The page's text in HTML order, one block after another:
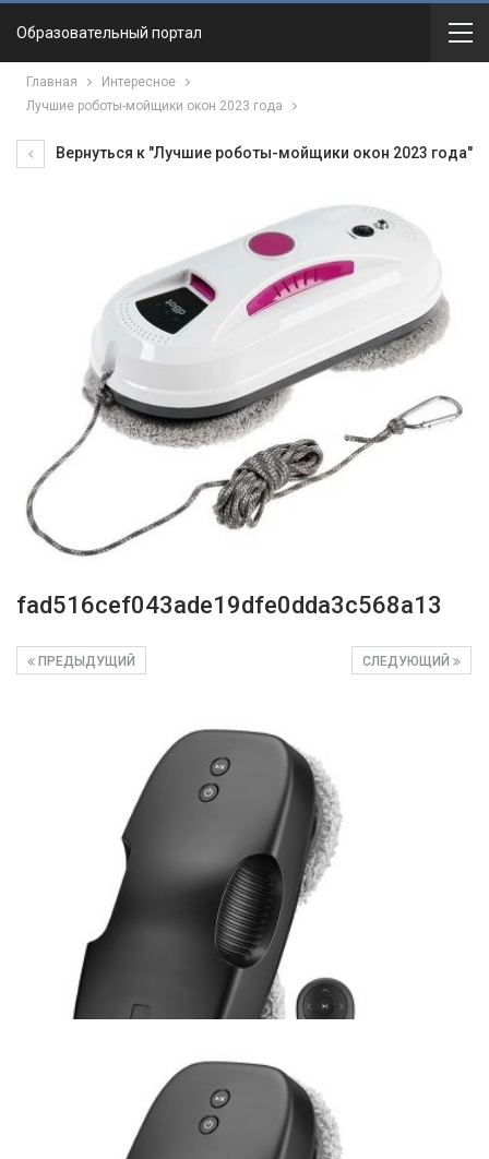
Образовательный портал
Главная
Интересное
Лучшие роботы-мойщики окон 2023 года
Вернуться к "Лучшие роботы-мойщики окон 2023 года"
fad516cef043ade19dfe0dda3c568a13
СЛЕДУЮЩИЙ
ПРЕДЫДУЩИЙ